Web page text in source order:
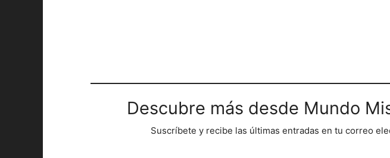
Descubre más desde Mundo
Suscríbete y recibe las últimas entradas en tu correo